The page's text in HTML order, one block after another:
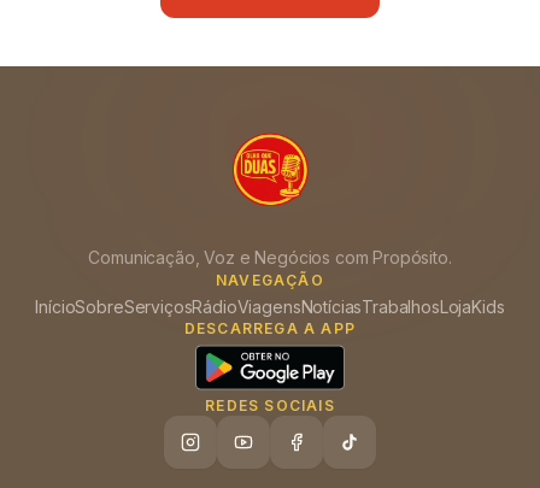
Comunicação, Voz e Negócios com Propósito.
NAVEGAÇÃO
InícioSobreServiçosRádioViagensNotíciasTrabalhosLojaKids
DESCARREGA A APP
REDES SOCIAIS